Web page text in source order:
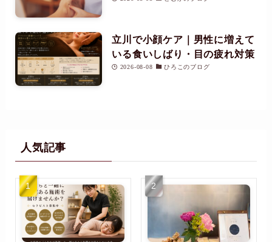
立川で小顔ケア｜男性に増えて
いる食いしばり・目の疲れ対策
2026-08-08 ひろこのブログ
人気記事